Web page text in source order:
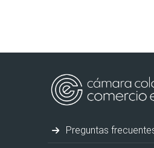
Preguntas